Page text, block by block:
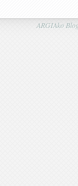
ARGIAko